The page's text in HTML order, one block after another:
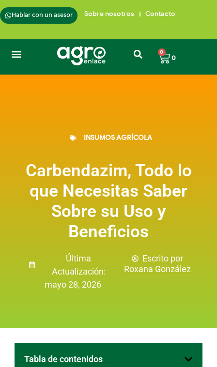
Hablar con un asesor Sobre nosotros Contacto
0
0
INSUMOS AGRÍCOLA
Carbendazim, Todo lo
que Necesitas Saber
Sobre su Uso y
Beneficios
Última
Actualización:
mayo 28, 2026
Escrito por
Roxana González
Tabla de contenidos